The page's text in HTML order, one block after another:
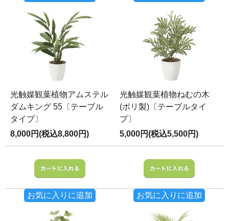
光触媒観葉植物アムステル
ダムキング 55〔テーブル
タイプ〕
8,000円(税込8,800円)
お気に入りに追加
光触媒観葉植物ねむの木
(ポリ製)〔テーブルタイ
プ〕
5,000円(税込5,500円)
お気に入りに追加